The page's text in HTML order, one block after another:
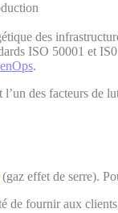
des
ISO 50001 et
.
l’un des facteurs
(gaz effet de serre).
de fournir aux